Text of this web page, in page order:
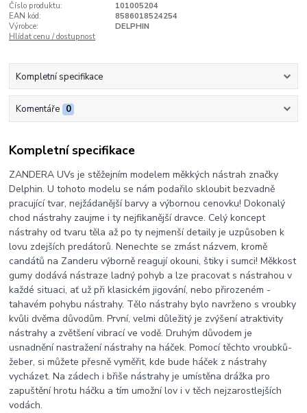
Číslo produktu:
101005204
EAN kód:
8586018524254
Výrobce:
DELPHIN
Hlídat cenu / dostupnost
Kompletní specifikace
Komentáře 0
Kompletní specifikace
ZANDERA UVs je stěžejním modelem měkkých nástrah značky
Delphin. U tohoto modelu se nám podařilo skloubit bezvadně
pracující tvar, nejžádanější barvy a výbornou cenovku! Dokonalý
chod nástrahy zaujme i ty nejfikanější dravce. Celý koncept
nástrahy od tvaru těla až po ty nejmenší detaily je uzpůsoben k
lovu zdejších predátorů. Nenechte se zmást názvem, kromě
candátů na Zanderu výborně reagují okouni, štiky i sumci! Měkkost
gumy dodává nástraze ladný pohyb a lze pracovat s nástrahou v
každé situaci, ať už při klasickém jigování, nebo přirozeném -
tahavém pohybu nástrahy. Tělo nástrahy bylo navrženo s vroubky
kvůli dvěma důvodům. První, velmi důležitý je zvýšení atraktivity
nástrahy a zvětšení vibrací ve vodě. Druhým důvodem je
usnadnění nastražení nástrahy na háček. Pomocí těchto vroubků-
žeber, si můžete přesně vyměřit, kde bude háček z nástrahy
vycházet. Na zádech i břiše nástrahy je umístěna drážka pro
zapuštění hrotu háčku a tím umožní lov i v těch nejzarostlejších
vodách.